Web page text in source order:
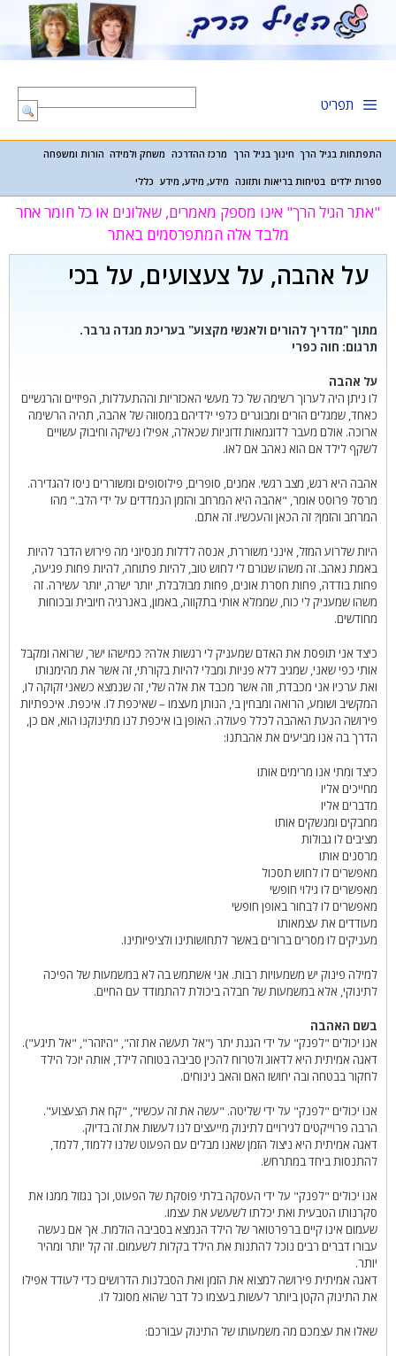
לתוכן
תפריט
התפתחות בגיל הרך חינוך בגיל הרך מרכז ההדרכה משחק ולמידה הורות ומשפחה
ספרות ילדים בטיחות בריאות ותזונה מידע, מידע, מידע כללי
"אתר הגיל הרך" אינו מספק מאמרים, שאלונים או כל חומר אחר
מלבד אלה המתפרסמים באתר
על אהבה, על צעצועים, על בכי
מתוך "מדריך להורים ולאנשי מקצוע" בעריכת מגדה גרבר.
תרגום: חוה כפרי
על אהבה
לו ניתן היה לערוך רשימה של כל מעשי האכזריות וההתעללות, הפיזיים והרגשיים
כאחד, שמגלים הורים ומבוגרים כלפי ילדיהם במסווה של אהבה, תהיה הרשימה
ארוכה. אולם מעבר לדוגמאות זדוניות שכאלה, אפילו נשיקה וחיבוק עשויים
לשקף לילד אם הוא נאהב אם לאו.
אהבה היא רגש, מצב רגשי. אמנים, סופרים, פילוסופים ומשוררים ניסו להגדירה.
מרסל פרוסט אומר, "אהבה היא המרחב והזמן הנמדדים על ידי הלב." מהו
המרחב והזמן? זה הכאן והעכשיו. זה אתם.
היות שלרוע המזל, אינני משוררת, אנסה לדלות מנסיוני מה פירוש הדבר להיות
באמת נאהב. זה משהו שגורם לי לחוש טוב, להיות פתוחה, להיות פחות פגיעה,
פחות בודדה, פחות חסרת אונים, פחות מבולבלת, יותר ישרה, יותר עשירה. זה
משהו שמעניק לי כוח, שממלא אותי בתקווה, באמון, באנרגיה חיובית ובכוחות
מחודשים.
כיצד אני תופסת את האדם שמעניק לי רגשות אלה? כמישהו ישר, שרואה ומקבל
אותי כפי שאני, שמגיב ללא פניות ומבלי להיות בקורתי, זה אשר את מהימנותו
ואת ערכיו אני מכבדת, וזה אשר מכבד את אלה שלי, זה שנמצא כשאני זקוקה לו,
המקשיב ושומע, הרואה ומבחין בי, הנותן מעצמו – שאיכפת לו. איכפת. איכפתיות
פירושה הנעת האהבה לכלל פעולה. האופן בו איכפת לנו מתינוקנו הוא, אם כן,
הדרך בה אנו מביעים את אהבתנו:
כיצד ומתי אנו מרימים אותו
מחייכים אליו
מדברים אליו
מחבקים ומנשקים אותו
מציבים לו גבולות
מרסנים אותו
מאפשרים לו לחוש תסכול
מאפשרים לו גילוי חופשי
מאפשרים לו לבחור באופן חופשי
מעודדים את עצמאותו
מעניקים לו מסרים ברורים באשר לתחושותינו ולציפיותינו.
למילה פינוק יש משמעויות רבות. אני אשתמש בה לא במשמעות של הפיכה
לתינוקי, אלא במשמעות של חבלה ביכולת להתמודד עם החיים.
בשם האהבה
אנו יכולים "לפנק" על ידי הגנת יתר ("אל תעשה את זה", "היזהר", "אל תיגע").
דאגה אמיתית היא לדאוג ולטרוח להכין סביבה בטוחה לילד, אותה יוכל הילד
לחקור בבטחה ובה יחושו האם והאב נינוחים.
אנו יכולים "לפנק" על ידי שליטה. "עשה את זה עכשיו", "קח את הצעצוע".
הרבה פרוייקטים לגירויים לתינוק מייעצים לנו לעשות את זה בדיוק.
דאגה אמיתית היא ניצול הזמן שאנו מבלים עם הפעוט שלנו ללמוד, ללמד,
להתנסות ביחד במתרחש.
אנו יכולים "לפנק" על ידי העסקה בלתי פוסקת של הפעוט, וכך נגזול ממנו את
סקרנותו הטבעית ואת יכלתו לשעשע את עצמו.
שעמום אינו קיים ברפרטואר של הילד הנמצא בסביבה הולמת. אך אם נעשה
עבורו דברים רבים נוכל להתנות את הילד בקלות לשעמום. זה קל יותר ומהיר
יותר.
דאגה אמיתית פירושה למצוא את הזמן ואת הסבלנות הדרושים כדי לעודד אפילו
את התינוק הקטן ביותר לעשות בעצמו כל דבר שהוא מסוגל לו.
שאלו את עצמכם מה משמעותו של התינוק עבורכם: